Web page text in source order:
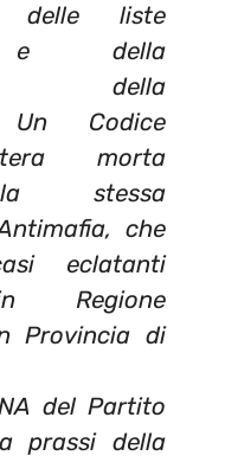
delle liste
e della
della
Un Codice
morta
stessa
che
eclatanti
Regione
Provincia di
del Partito
prassi della